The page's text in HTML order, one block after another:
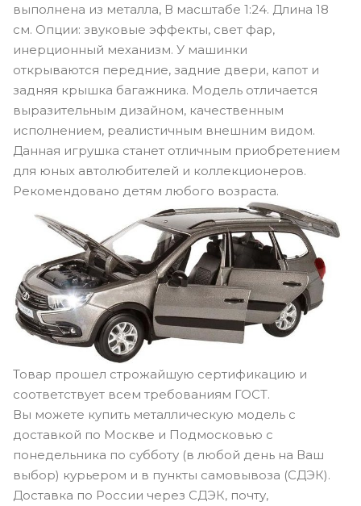
выполнена из металла, В масштабе 1:24. Длина 18
см. Опции: звуковые эффекты, свет фар,
инерционный механизм. У машинки
открываются передние, задние двери, капот и
задняя крышка багажника. Модель отличается
выразительным дизайном, качественным
исполнением, реалистичным внешним видом.
Данная игрушка станет отличным приобретением
для юных автолюбителей и коллекционеров.
Рекомендовано детям любого возраста.
Товар прошел строжайшую сертификацию и
соответствует всем требованиям ГОСТ.
Вы можете купить металлическую модель с
доставкой по Москве и Подмосковью с
понедельника по субботу (в любой день на Ваш
выбор) курьером и в пункты самовывоза (СДЭК).
Доставка по России через СДЭК, почту,